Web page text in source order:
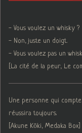
- Vous voulez un whisky ?
- Non, juste un doigt.
- Vous voulez pas un
[La cité de la peur, Le
Une personne qui
réussira toujours.
[Akune Kōki, Medaka Box]